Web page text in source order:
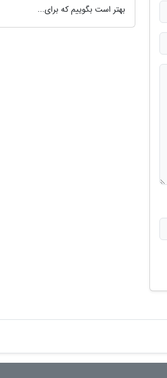
بهتر است بگوییم که برای...